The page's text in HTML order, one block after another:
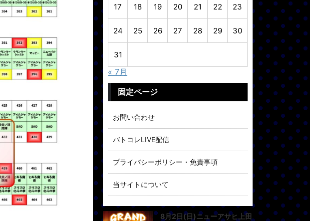
17 18 19 20 21 22 23
24 25 26 27 28 29 30
31
« 7月
固定ページ
お問い合わせ
バトコレLIVE配信
プライバシーポリシー・免責事項
当サイトについて
8月2日(日)ニューアサヒ上田